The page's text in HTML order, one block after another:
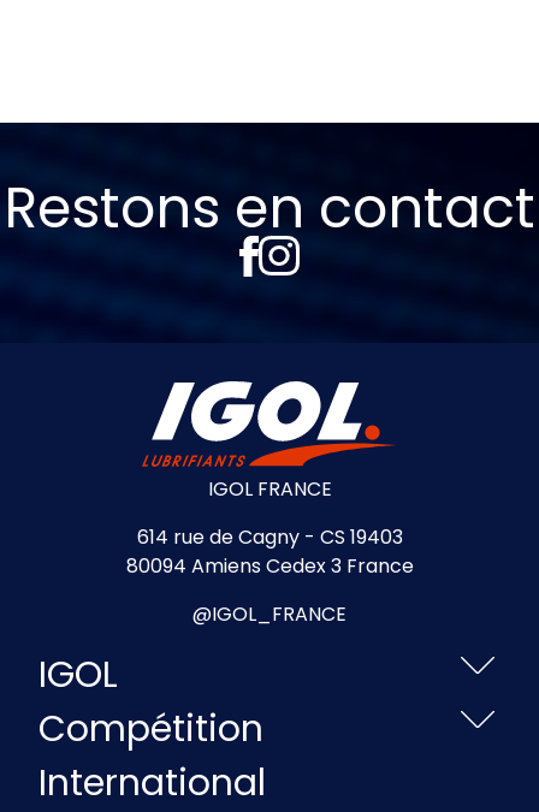
Restons en contact
IGOL FRANCE
614 rue de Cagny - CS 19403
80094 Amiens Cedex 3 France
@IGOL_FRANCE
IGOL
Compétition
International